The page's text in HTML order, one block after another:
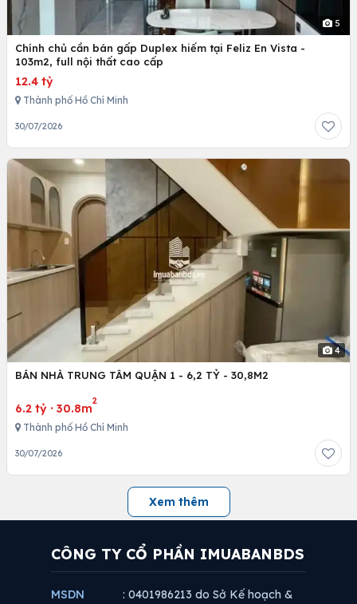
5
Chính chủ cần bán gấp Duplex hiếm tại Feliz En Vista -
103m2, full nội thất cao cấp
12.4 tỷ
Thành phố Hồ Chí Minh
30/07/2026
4
BÁN NHÀ TRUNG TÂM QUẬN 1 - 6,2 TỶ - 30,8M2
6.2 tỷ · 30.8m
2
Thành phố Hồ Chí Minh
30/07/2026
Xem thêm
CÔNG TY CỔ PHẦN IMUABANBDS
MSDN
: 0401986213 do Sở Kế hoạch &